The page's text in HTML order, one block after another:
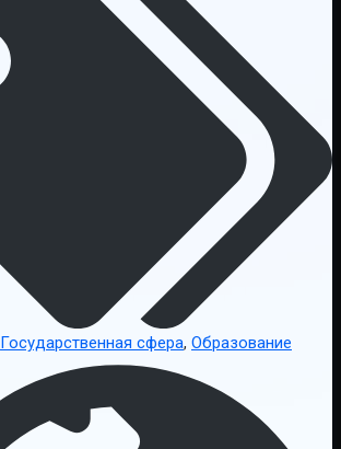
Государственная сфера, Образование